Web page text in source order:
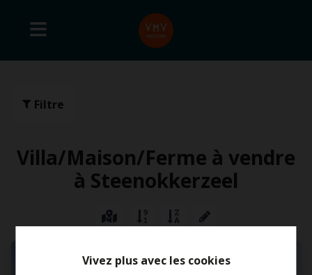
Vivez plus avec les cookies
Filtre
Villa/Maison/Ferme à vendre
à Steenokkerzeel